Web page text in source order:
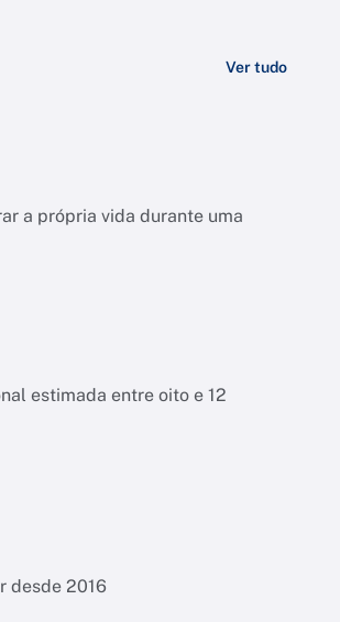
Ver tudo
a própria vida durante uma
estimada entre oito e 12
desde 2016